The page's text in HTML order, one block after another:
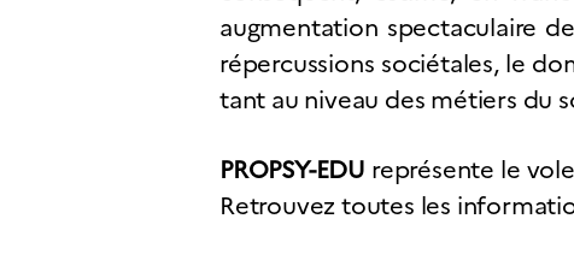
augmentation spectaculaire
répercussions sociétales, le
tant au niveau des métiers du
PROPSY-EDU représente le
Retrouvez toutes les